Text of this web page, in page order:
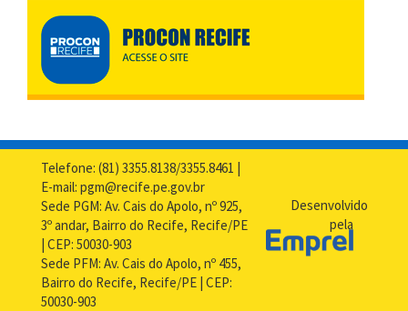
Telefone: (81) 3355.8138/3355.8461 |
E-mail: pgm@recife.pe.gov.br
Sede PGM: Av. Cais do Apolo, nº 925,
3º andar, Bairro do Recife, Recife/PE
| CEP: 50030-903
Sede PFM: Av. Cais do Apolo, nº 455,
Bairro do Recife, Recife/PE | CEP:
50030-903
Desenvolvido
pela